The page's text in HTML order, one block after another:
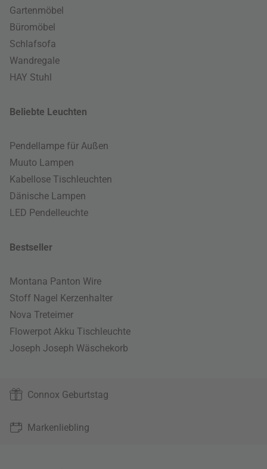
Gartenmöbel
Büromöbel
Schlafsofa
Wandregale
HAY Stuhl
Beliebte Leuchten
Pendellampe für Außen
Muuto Lampen
Kabellose Tischleuchten
Dänische Lampen
LED Pendelleuchte
Bestseller
Montana Panton Wire
Stoff Nagel Kerzenhalter
Nova Treteimer
Flowerpot Akku Tischleuchte
Joseph Joseph Wäschekorb
Connox Geburtstag
Markenliebling